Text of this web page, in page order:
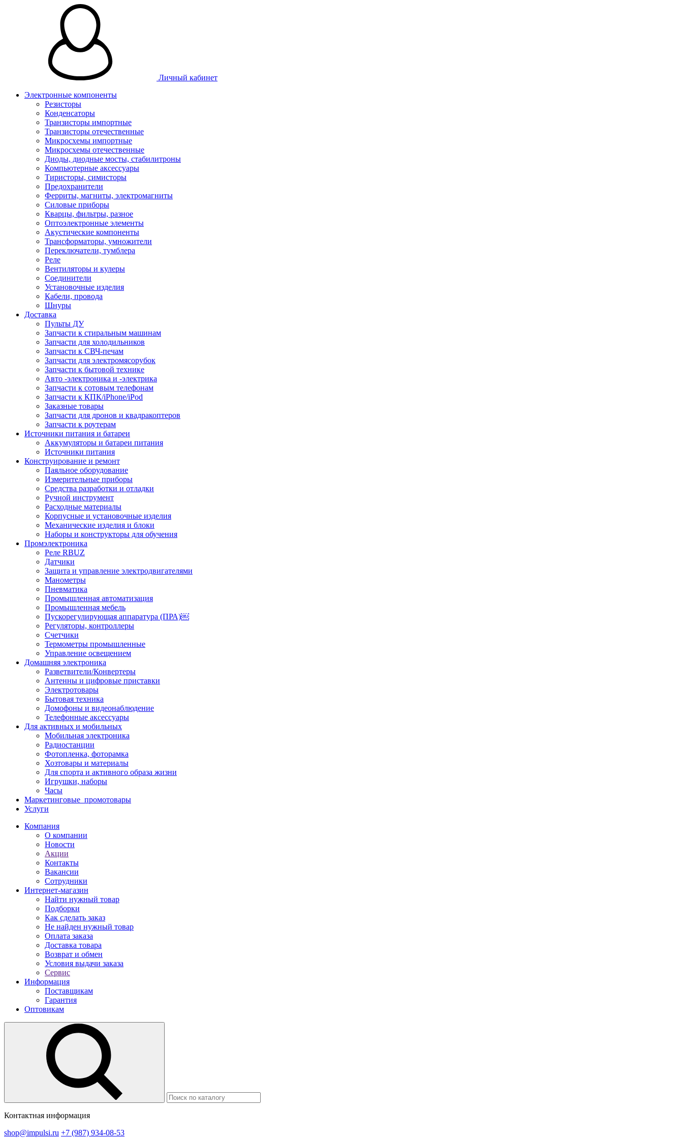
Личный кабинет
Электронные компоненты
Резисторы
Конденсаторы
Транзисторы импортные
Транзисторы отечественные
Микросхемы импортные
Микросхемы отечественные
Диоды, диодные мосты, стабилитроны
Компьютерные аксессуары
Тиристоры, симисторы
Предохранители
Ферриты, магниты, электромагниты
Силовые приборы
Кварцы, фильтры, разное
Оптоэлектронные элементы
Акустические компоненты
Трансформаторы, умножители
Переключатели, тумблера
Реле
Вентиляторы и кулеры
Соединители
Установочные изделия
Кабели, провода
Шнуры
Доставка
Пульты ДУ
Запчасти к стиральным машинам
Запчасти для холодильников
Запчасти к СВЧ-печам
Запчасти для электромясорубок
Запчасти к бытовой технике
Авто -электроника и -электрика
Запчасти к сотовым телефонам
Запчасти к КПК/iPhone/iPod
Заказные товары
Запчасти для дронов и квадракоптеров
Запчасти к роутерам
Источники питания и батареи
Аккумуляторы и батареи питания
Источники питания
Конструирование и ремонт
Паяльное оборудование
Измерительные приборы
Средства разработки и отладки
Ручной инструмент
Расходные материалы
Корпусные и установочные изделия
Механические изделия и блоки
Наборы и конструкторы для обучения
Промэлектроника
Реле RBUZ
Датчики
Защита и управление электродвигателями
Манометры
Пневматика
Промышленная автоматизация
Промышленная мебель
Пускорегулирующая аппаратура (ПРА)￼
Регуляторы, контроллеры
Счетчики
Термометры промышленные
Управление освещением
Домашняя электроника
Разветвители/Конвертеры
Антенны и цифровые приставки
Электротовары
Бытовая техника
Домофоны и видеонаблюдение
Телефонные аксессуары
Для активных и мобильных
Мобильная электроника
Радиостанции
Фотопленка, фоторамка
Хозтовары и материалы
Для спорта и активного образа жизни
Игрушки, наборы
Часы
Маркетинговые_промотовары
Услуги
Компания
О компании
Новости
Акции
Контакты
Вакансии
Сотрудники
Интернет-магазин
Найти нужный товар
Подборки
Как сделать заказ
Не найден нужный товар
Оплата заказа
Доставка товара
Возврат и обмен
Условия выдачи заказа
Сервис
Информация
Поставщикам
Гарантия
Оптовикам
Контактная информация
shop@impulsi.ru +7 (987) 934-08-53